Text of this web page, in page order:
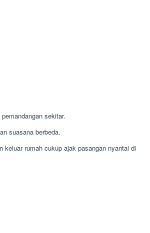
sekitar.
suasana berbeda.
keluar rumah cukup ajak pasangan nyantai di